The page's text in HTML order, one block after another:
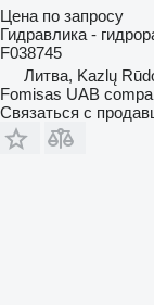
Цена по запросу
Гидравлика -
F038745
Литва, Kazlų
Fomisas UAB
Связаться с